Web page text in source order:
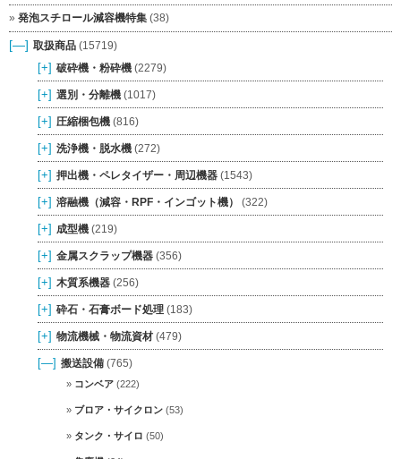
発泡スチロール減容機特集 (38)
[—] 取扱商品 (15719)
[+] 破砕機・粉砕機 (2279)
[+] 選別・分離機 (1017)
[+] 圧縮梱包機 (816)
[+] 洗浄機・脱水機 (272)
[+] 押出機・ペレタイザー・周辺機器 (1543)
[+] 溶融機（減容・RPF・インゴット機） (322)
[+] 成型機 (219)
[+] 金属スクラップ機器 (356)
[+] 木質系機器 (256)
[+] 砕石・石膏ボード処理 (183)
[+] 物流機械・物流資材 (479)
[—] 搬送設備 (765)
コンベア (222)
ブロア・サイクロン (53)
タンク・サイロ (50)